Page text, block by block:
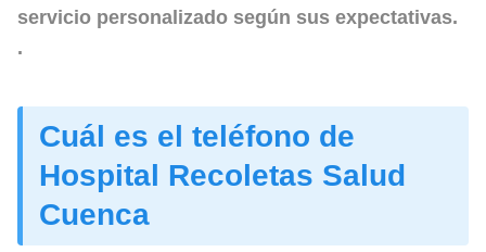
servicio personalizado según sus expectativas.
.
Cuál es el teléfono de
Hospital Recoletas Salud
Cuenca